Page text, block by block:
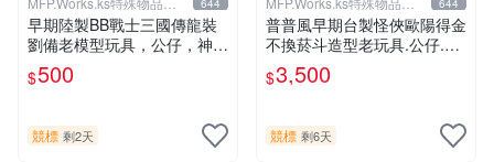
賣部
644
早期陸製BB戰士三國傳龍裝
劉備老模型玩具，公仔，神奇
寶貝皮卡丘，百事可樂，偉士
牌，老車，可口可樂，型男，
超合金，老東西玩家參考
$500
競標 剩2天
賣部
644
普普風早期台製怪俠歐陽得金
不換菸斗造型老玩具.公仔.企
業寶寶,大同寶寶，老車，老
東西，老物，民藝.VINTAGE
$3,500
競標 剩6天